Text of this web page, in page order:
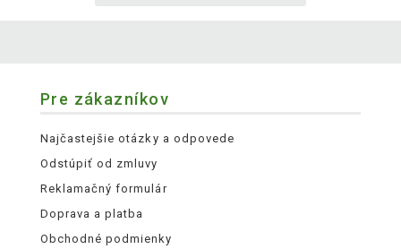
Pre zákazníkov
Najčastejšie otázky a odpovede
Odstúpiť od zmluvy
Reklamačný formulár
Doprava a platba
Obchodné podmienky